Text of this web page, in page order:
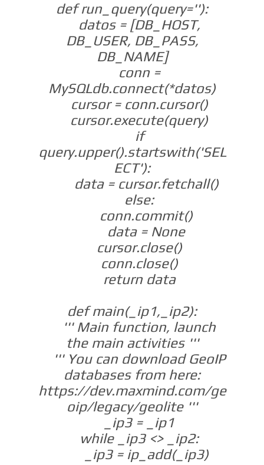
def run_query(query=''):
datos = [DB_HOST,
DB_USER, DB_PASS,
DB_NAME]
conn =
MySQLdb.connect(*datos)
cursor = conn.cursor()
cursor.execute(query)
if
query.upper().startswith('SEL
ECT'):
data = cursor.fetchall()
else:
conn.commit()
data = None
cursor.close()
conn.close()
return data
def main(_ip1,_ip2):
''' Main function, launch
the main activities '''
''' You can download GeoIP
databases from here:
https://dev.maxmind.com/ge
oip/legacy/geolite '''
_ip3 = _ip1
while _ip3 <> _ip2:
_ip3 = ip_add(_ip3)